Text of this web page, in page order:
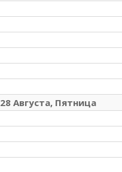
28 Августа, Пятница